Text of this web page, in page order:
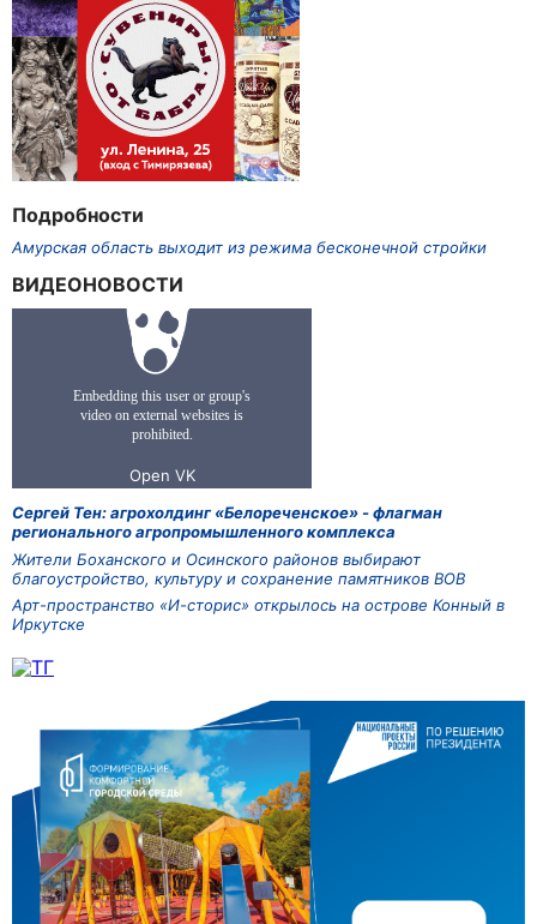
Подробности
Амурская область выходит из режима бесконечной стройки
ВИДЕОНОВОСТИ
Сергей Тен: агрохолдинг «Белореченское» - флагман
регионального агропромышленного комплекса
Жители Боханского и Осинского районов выбирают
благоустройство, культуру и сохранение памятников ВОВ
Арт-пространство «И-сторис» открылось на острове Конный в
Иркутске